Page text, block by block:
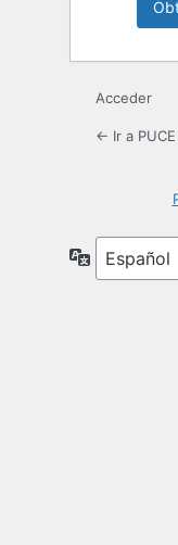
Acceder
← Ir a
Idioma